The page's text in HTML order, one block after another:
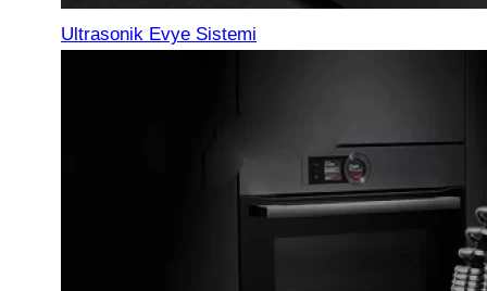
Ultrasonik Evye Sistemi